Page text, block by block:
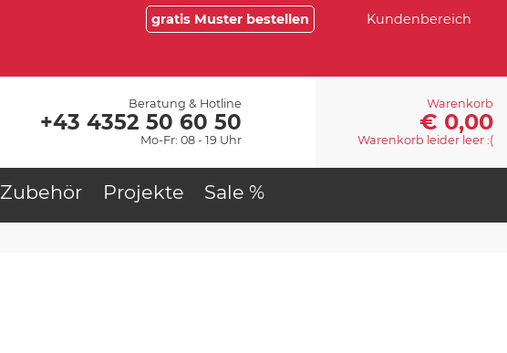
gratis Muster bestellen Kundenbereich
Beratung & Hotline
+43 4352 50 60 50
Mo-Fr: 08 - 19 Uhr
Warenkorb
€ 0,00
Warenkorb leider leer :(
Zubehör Projekte Sale %